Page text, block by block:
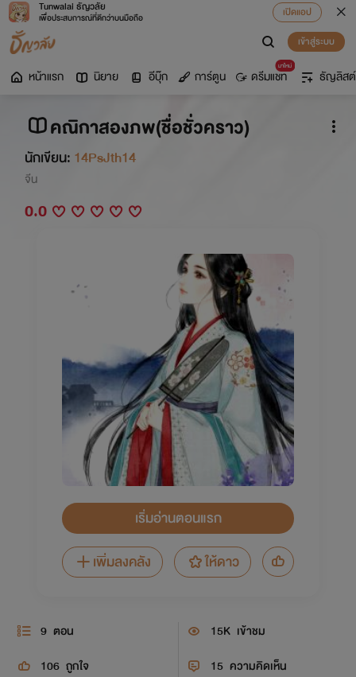
Tunwalai ธัญวลัย
เพื่อประสบการณ์ที่ดีกว่าบนมือถือ
เปิดแอป
เข้าสู่ระบบ
หน้าแรก นิยาย อีบุ๊ก การ์ตูน
มาใหม่
ดรีมแชท ธัญลิสต์
คณิกาสองภพ(ชื่อชั่วคราว)
นักเขียน: 14PsJth14
จีน
0.0
เริ่มอ่านตอนแรก
เพิ่มลงคลัง
ให้ดาว
9 ตอน 15K เข้าชม
106 ถูกใจ 15 ความคิดเห็น